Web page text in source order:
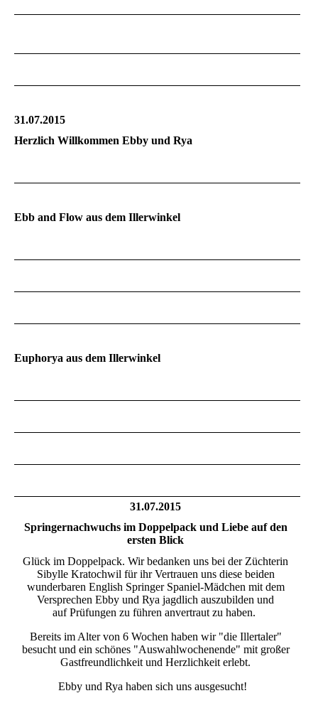
31.07.2015
Herzlich Willkommen Ebby und Rya
Ebb and Flow aus dem Illerwinkel
Euphorya aus dem Illerwinkel
31.07.2015
Springernachwuchs im Doppelpack und Liebe auf den
ersten Blick
Glück im Doppelpack. Wir bedanken uns bei der Züchterin
Sibylle Kratochwil für ihr Vertrauen uns diese beiden
wunderbaren English Springer Spaniel-Mädchen mit dem
Versprechen Ebby und Rya jagdlich auszubilden und
auf Prüfungen zu führen anvertraut zu haben.
Bereits im Alter von 6 Wochen haben wir "die Illertaler"
besucht und ein schönes "Auswahlwochenende" mit großer
Gastfreundlichkeit und Herzlichkeit erlebt.
Ebby und Rya haben sich uns ausgesucht!